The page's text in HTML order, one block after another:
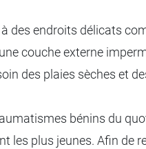
endroits délicats
couche externe
des plaies sèches et
bénins du
les plus jeunes. Afin de